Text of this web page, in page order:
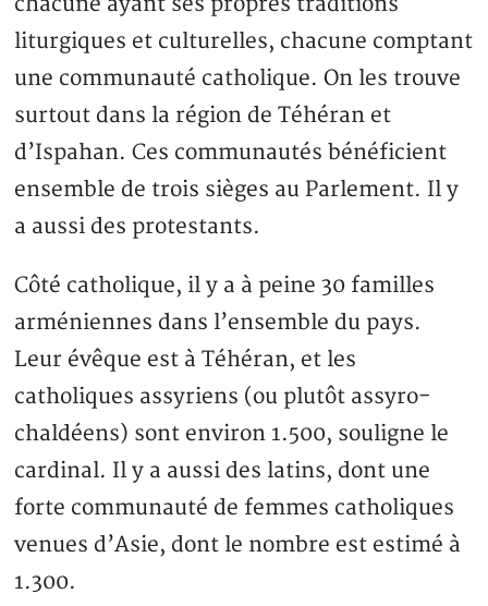
liturgiques et culturelles, chacune comptant
une communauté catholique. On les trouve
surtout dans la région de Téhéran et
d’Ispahan. Ces communautés bénéficient
ensemble de trois sièges au Parlement. Il y
a aussi des protestants.
Côté catholique, il y a à peine 30 familles
arméniennes dans l’ensemble du pays.
Leur évêque est à Téhéran, et les
catholiques assyriens (ou plutôt assyro-
chaldéens) sont environ 1.500, souligne le
cardinal. Il y a aussi des latins, dont une
forte communauté de femmes catholiques
venues d’Asie, dont le nombre est estimé à
1.300.